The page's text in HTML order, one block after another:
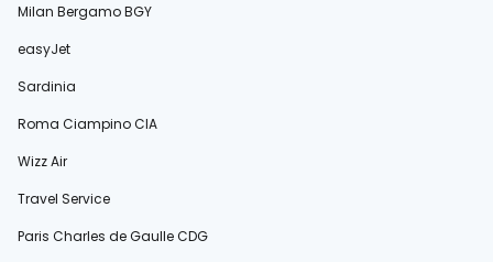
Milan Bergamo BGY
easyJet
Sardinia
Roma Ciampino CIA
Wizz Air
Travel Service
Paris Charles de Gaulle CDG